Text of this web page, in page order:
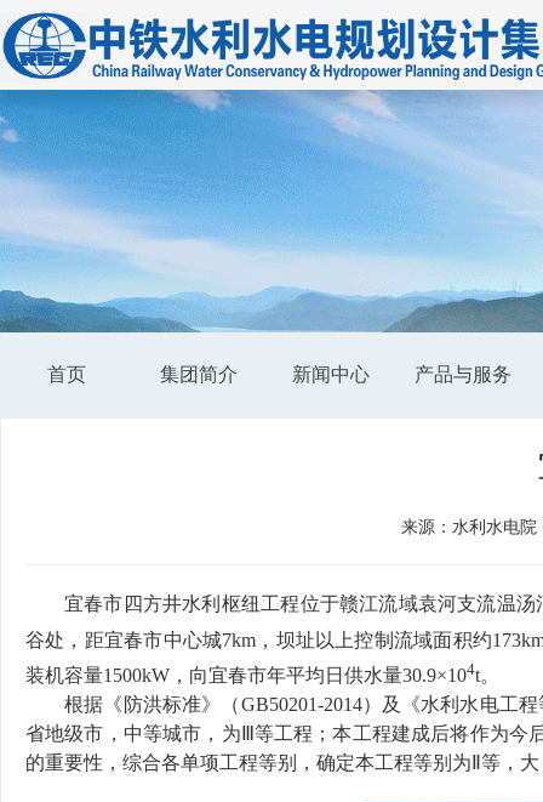
首页 集团简介 新闻中心 产品与服务
来源：水利水电院
宜春市四方井水利枢纽工程位于赣江流域袁河支流温
谷处，距宜春市中心城7km ，坝址以上控制流域面积约
装机容量1500kW ，向宜春市年平均日供水量30.9×104t。
根据《防洪标准》（GB50201-2014）及《水利水电工
省地级市，中等城市，为
等工程；本工程建成后将作为今
的重要性，综合各单项工程等别，确定本工程等别为 等，大